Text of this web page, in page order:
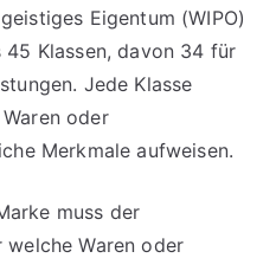
Eigentum (WIPO)
Klassen, davon 34 für
Jede Klasse
oder
Merkmale aufweisen.
muss der
Waren oder